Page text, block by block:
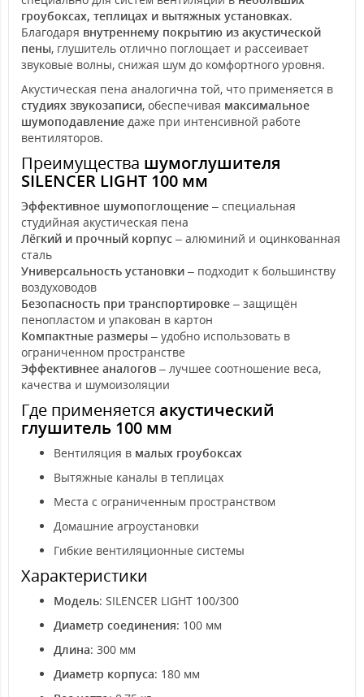
гроубоксах, теплицах и вытяжных установках.
Благодаря внутреннему покрытию из акустической
пены, глушитель отлично поглощает и рассеивает
звуковые волны, снижая шум до комфортного уровня.
Акустическая пена аналогична той, что применяется в
студиях звукозаписи, обеспечивая максимальное
шумоподавление даже при интенсивной работе
вентиляторов.
Преимущества шумоглушителя
SILENCER LIGHT 100 мм
Эффективное шумопоглощение – специальная
студийная акустическая пена
Лёгкий и прочный корпус – алюминий и оцинкованная
сталь
Универсальность установки – подходит к большинству
воздуховодов
Безопасность при транспортировке – защищён
пенопластом и упакован в картон
Компактные размеры – удобно использовать в
ограниченном пространстве
Эффективнее аналогов – лучшее соотношение веса,
качества и шумоизоляции
Где применяется акустический
глушитель 100 мм
Вентиляция в малых гроубоксах
Вытяжные каналы в теплицах
Места с ограниченным пространством
Домашние агроустановки
Гибкие вентиляционные системы
Характеристики
Модель: SILENCER LIGHT 100/300
Диаметр соединения: 100 мм
Длина: 300 мм
Диаметр корпуса: 180 мм